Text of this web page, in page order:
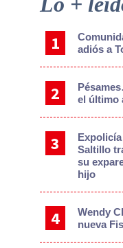
Sidebar
adiós a
el último
Saltillo
su
hijo
Wendy
nueva